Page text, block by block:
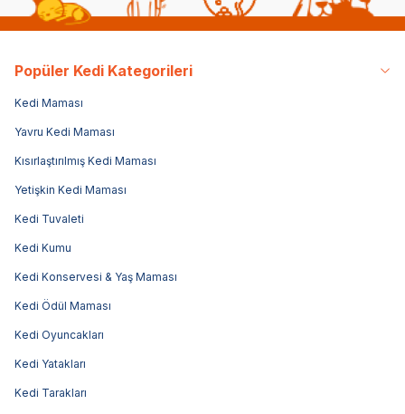
Popüler Kedi Kategorileri
Kedi Maması
Yavru Kedi Maması
Kısırlaştırılmış Kedi Maması
Yetişkin Kedi Maması
Kedi Tuvaleti
Kedi Kumu
Kedi Konservesi & Yaş Maması
Kedi Ödül Maması
Kedi Oyuncakları
Kedi Yatakları
Kedi Tarakları